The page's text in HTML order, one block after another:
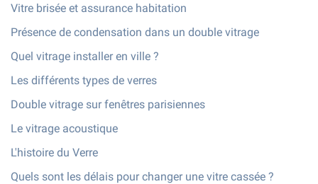
Vitre brisée et assurance habitation
Présence de condensation dans un double vitrage
Quel vitrage installer en ville ?
Les différents types de verres
Double vitrage sur fenêtres parisiennes
Le vitrage acoustique
L'histoire du Verre
Quels sont les délais pour changer une vitre cassée ?